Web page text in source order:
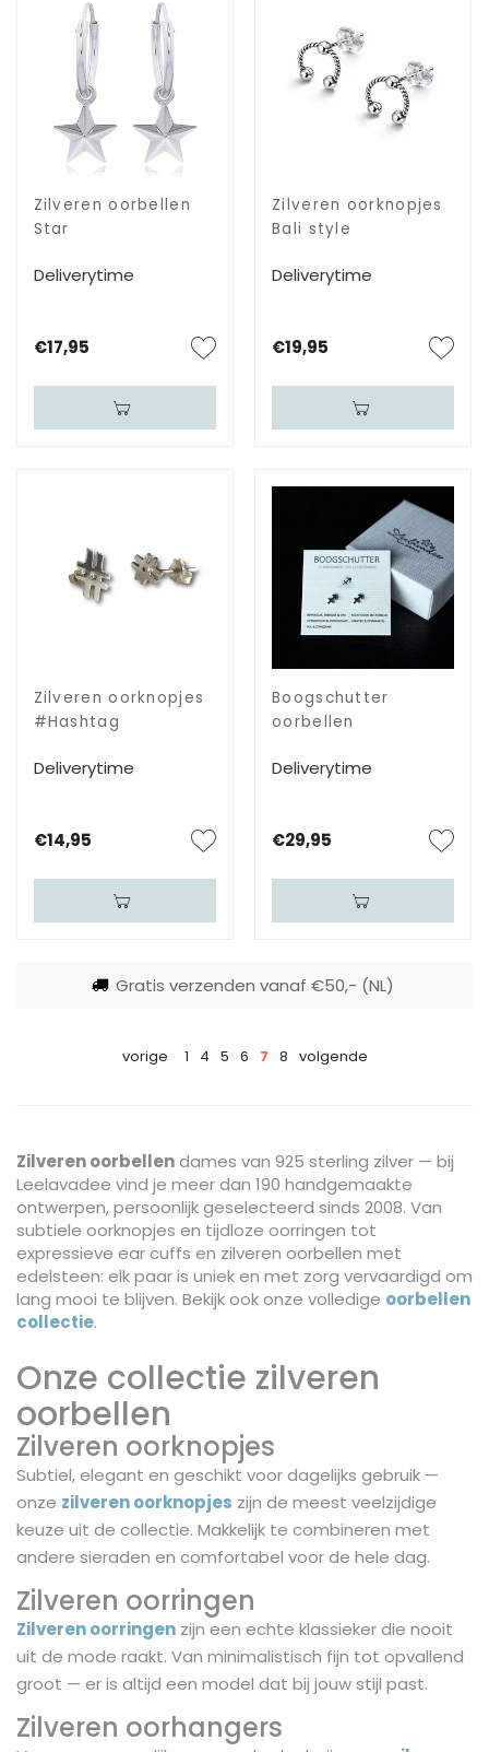
Zilveren oorbellendames van 925 sterling zilver — bij
Leelavadee vind je meer dan 190 handgemaakte
ontwerpen, persoonlijk geselecteerd sinds 2008. Van
subtiele oorknopjes en tijdloze oorringen tot
expressieve ear cuffs en zilveren oorbellen met
edelsteen: elk paar is uniek en met zorg vervaardigd om
lang mooi te blijven. Bekijk ook onze volledige oorbellen
collectie.
Zilveren oorbellen
Star
Deliverytime
€17,95
Zilveren oorknopjes
Bali style
Deliverytime
€19,95
Zilveren oorknopjes
#Hashtag
Deliverytime
€14,95
Boogschutter
oorbellen
Deliverytime
€29,95
Gratis verzenden vanaf €50,- (NL)
vorige 1 4 5 6 7 8 volgende
Onze collectie zilveren
oorbellen
Zilveren oorknopjes
Subtiel, elegant en geschikt voor dagelijks gebruik —
onze zilveren oorknopjes zijn de meest veelzijdige
keuze uit de collectie. Makkelijk te combineren met
andere sieraden en comfortabel voor de hele dag.
Zilveren oorringen
Zilveren oorringen zijn een echte klassieker die nooit
uit de mode raakt. Van minimalistisch fijn tot opvallend
groot — er is altijd een model dat bij jouw stijl past.
Zilveren oorhangers